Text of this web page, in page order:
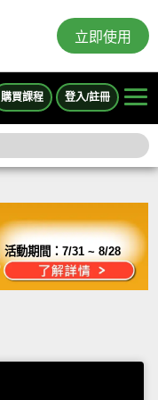
立即使用
購買課程 登入/註冊
活動期間：7/31 ~ 8/28